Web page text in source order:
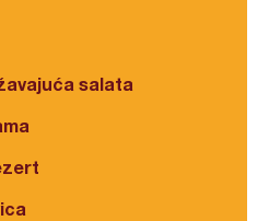
salata